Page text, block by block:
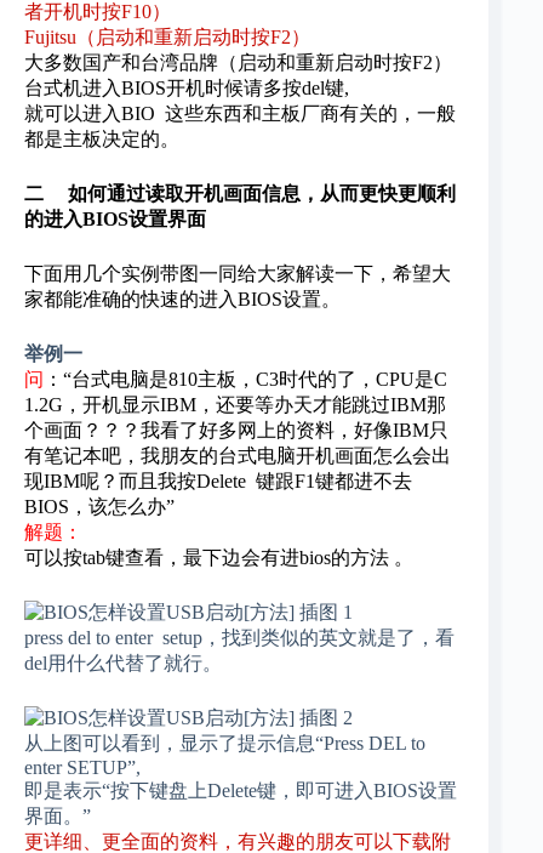
者开机时按F10）
Fujitsu（启动和重新启动时按F2）
大多数国产和台湾品牌（启动和重新启动时按F2）
台式机进入BIOS开机时候请多按del键,
就可以进入BIO 这些东西和主板厂商有关的，一般
都是主板决定的。
二 如何通过读取开机画面信息，从而更快更顺利
的进入BIOS设置界面
下面用几个实例带图一同给大家解读一下，希望大
家都能准确的快速的进入BIOS设置。
举例一
问 ：“台式电脑是810主板，C3时代的了，CPU是C
1.2G，开机显示IBM，还要等办天才能跳过IBM那
个画面？？？我看了好多网上的资料，好像IBM只
有笔记本吧，我朋友的台式电脑开机画面怎么会出
现IBM呢？而且我按Delete 键跟F1键都进不去
BIOS，该怎么办”
解题：
可以按tab键查看，最下边会有进bios的方法 。
press del to enter setup，找到类似的英文就是了，看
del用什么代替了就行。
从上图可以看到，显示了提示信息“Press DEL to
enter SETUP”,
即是表示“按下键盘上Delete键，即可进入BIOS设置
界面。”
更详细、更全面的资料，有兴趣的朋友可以下载附